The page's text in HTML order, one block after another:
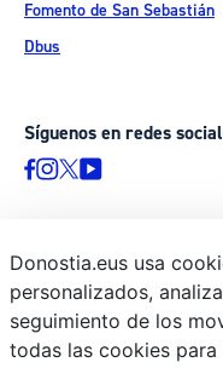
Fomento de San Sebastián
Dbus
Síguenos en redes
© Donostiako Udala -
Ijentea 1, 20003 Donostia /
Aviso legal
Donostia.eus usa
personalizados,
seguimiento de los
todas las cookies